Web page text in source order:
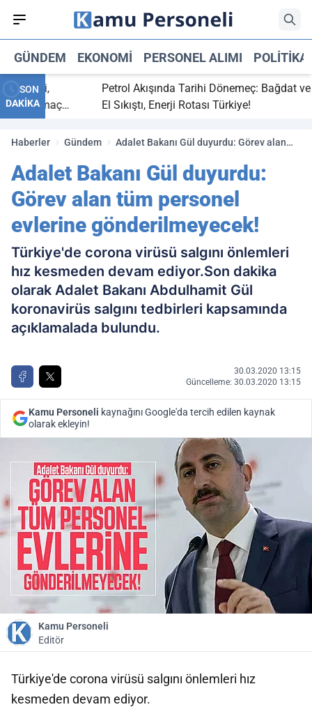
GÜNDEM EKONOMI PERSONEL ALIMI POLITIKA
SON
DAKİKA
bitti,
maç
Petrol Akışında Tarihi Dönemeç: Bağdat ve
El Sıkıştı, Enerji Rotası Türkiye!
Haberler Gündem
Adalet Bakanı Gül duyurdu: Görev alan
Adalet Bakanı Gül duyurdu:
Görev alan tüm personel
evlerine gönderilmeyecek!
Türkiye'de corona virüsü salgını önlemleri
hız kesmeden devam ediyor.Son dakika
olarak Adalet Bakanı Abdulhamit Gül
koronavirüs salgını tedbirleri kapsamında
açıklamalada bulundu.
30.03.2020 13:15
Güncelleme: 30.03.2020 13:15
Kamu Personeli kaynağını Google'da tercih edilen kaynak
olarak ekleyin!
Kamu Personeli
Editör
Türkiye'de corona virüsü salgını önlemleri hız
kesmeden devam ediyor.